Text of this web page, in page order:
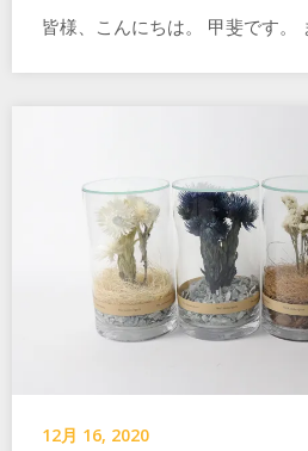
皆様、こんにちは。 甲斐です。
12月 16, 2020